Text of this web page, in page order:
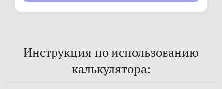
Инструкция по использованию
калькулятора: